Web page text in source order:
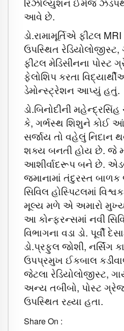
આવે છે.
ડો.રામામૂર્તિએ ફીટલ
ઉપસ્થિત
ફીટલ મેડિસીનના
ફેલોશિપ કરતા
ડેમોન્સ્ટ્રેશન આપ્યું હતું.
ડો.બિનોદીની
કે, ગર્ભસ્થ શિશુને કોઈ
સર્જાય તો વહેલું નિદાન
શક્ય બનતી હોય છે. જે
આશીર્વાદરૂપ બને છે.
જમાનામાં તંદુરસ્ત
સિવિલ હોસ્પિટલમાં
મૂલ્ય મળે એ અમારો મુખ્ય
આ કોન્ફરન્સમાં નવી
વિભાગના વડા ડો. પૂર્વી
ડો.પ્રફુલ જોશી, નર્સિંગ
ઉપપ્રમુખ ઈકબાલ
જેટલા રેડિયોલોજીસ્ટ,
અન્ય તબીબો, પોસ્ટ
ઉપસ્થિત રહ્યા હતા.
Share On :